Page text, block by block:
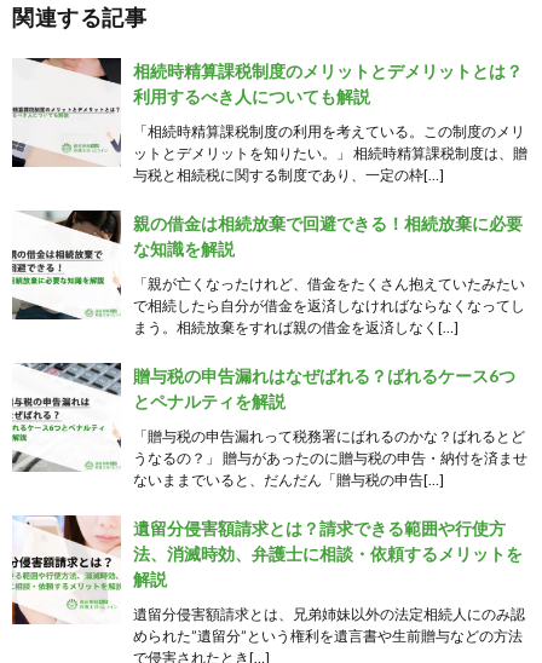
関連する記事
相続時精算課税制度のメリットとデメリットとは？
利用するべき人についても解説
「相続時精算課税制度の利用を考えている。この制度のメリ
ットとデメリットを知りたい。」 相続時精算課税制度は、贈
与税と相続税に関する制度であり、一定の枠[…]
親の借金は相続放棄で回避できる！相続放棄に必要
な知識を解説
「親が亡くなったけれど、借金をたくさん抱えていたみたい
で相続したら自分が借金を返済しなければならなくなってし
まう。相続放棄をすれば親の借金を返済しなく[…]
贈与税の申告漏れはなぜばれる？ばれるケース6つ
とペナルティを解説
「贈与税の申告漏れって税務署にばれるのかな？ばれるとど
うなるの？」 贈与があったのに贈与税の申告・納付を済ませ
ないままでいると、だんだん「贈与税の申告[…]
遺留分侵害額請求とは？請求できる範囲や行使方
法、消滅時効、弁護士に相談・依頼するメリットを
解説
遺留分侵害額請求とは、兄弟姉妹以外の法定相続人にのみ認
められた”遺留分”という権利を遺言書や生前贈与などの方法
で侵害されたとき[…]